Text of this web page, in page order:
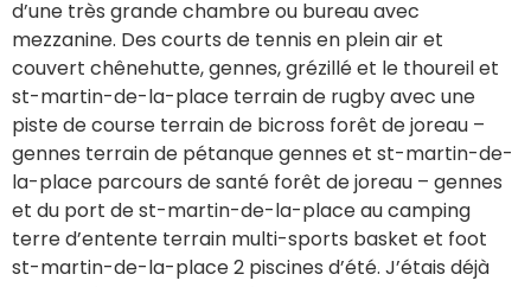
d’une très grande chambre ou bureau avec
mezzanine. Des courts de tennis en plein air et
couvert chênehutte, gennes, grézillé et le thoureil et
st-martin-de-la-place terrain de rugby avec une
piste de course terrain de bicross forêt de joreau –
gennes terrain de pétanque gennes et st-martin-de-
la-place parcours de santé forêt de joreau – gennes
et du port de st-martin-de-la-place au camping
terre d’entente terrain multi-sports basket et foot
st-martin-de-la-place 2 piscines d’été. J’étais déjà